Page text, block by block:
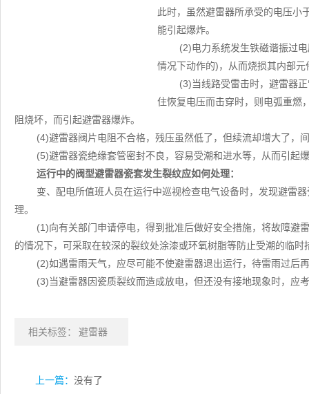
此时，虽然避雷器所承受的电压小
能引起爆炸。
(2)电力系统发生铁磁谐振过
情况下动作的)，从而烧损其内部元
(3)当线路受雷击时，避雷器
住恢复电压而击穿时，则电弧重燃
阻烧坏，而引起避雷器爆炸。
(4)避雷器阀片电阻不合格，残压虽然低了，但续流却增大了，
(5)避雷器瓷绝缘套管密封不良，容易受潮和进水等，从而引起
运行中的阀型避雷器瓷套发生裂纹应如何处理：
变、配电所值班人员在运行中巡视检查电气设备时，发现避雷
理。
(1)向有关部门申请停电，得到批准后做好安全措施，将故障避
的情况下，可采取在较深的裂纹处涂漆或环氧树脂等防止受潮的临
(2)如遇雷雨天气，应尽可能不使避雷器退出运行，待雷雨过后
(3)当避雷器因瓷质裂纹而造成放电，但还没有接地现象时，应
相关标签： 避雷器
上一篇： 没有了